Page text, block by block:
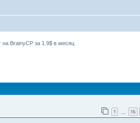
на BrainyCP за 1.9$ в месяц
1 16